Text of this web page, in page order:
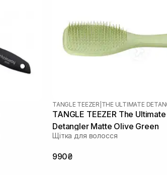
TANGLE TEEZER THE ULTIMATE
TANGLE TEEZER The Ultimate
Detangler Matte Olive Green
Щітка для волосся
990₴